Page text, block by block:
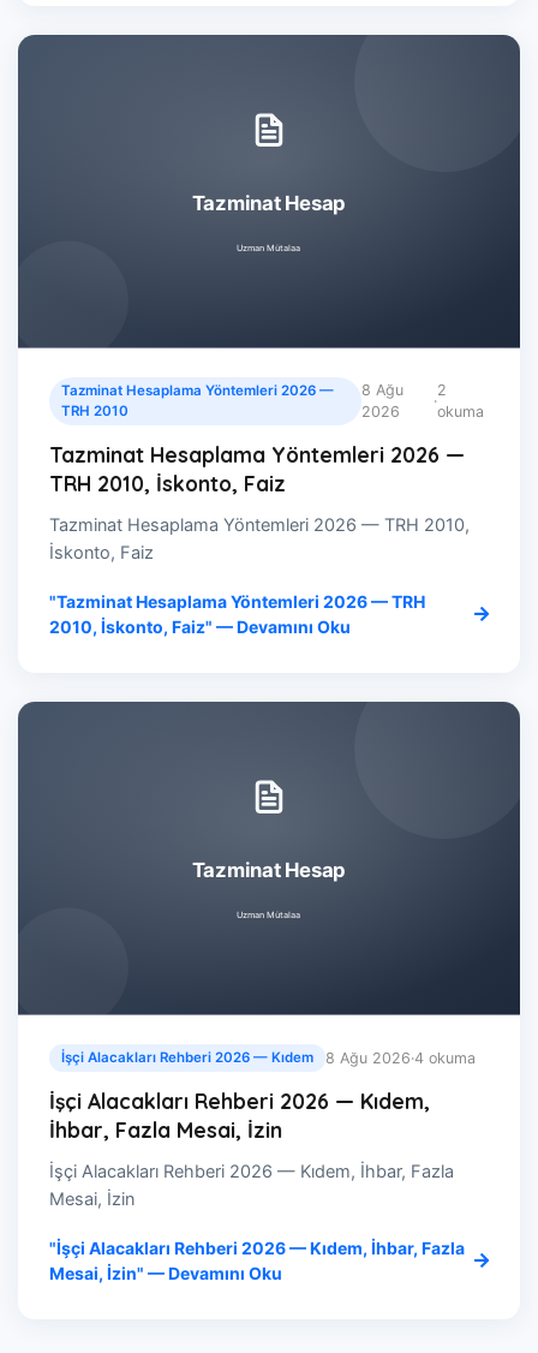
Tazminat Hesaplama Yöntemleri 2026 —
TRH 2010
8 Ağu
2026
·
2
okuma
Tazminat Hesaplama Yöntemleri 2026 —
TRH 2010, İskonto, Faiz
Tazminat Hesaplama Yöntemleri 2026 — TRH 2010,
İskonto, Faiz
"Tazminat Hesaplama Yöntemleri 2026 — TRH
2010, İskonto, Faiz" — Devamını Oku
İşçi Alacakları Rehberi 2026 — Kıdem 8 Ağu 2026·4 okuma
İşçi Alacakları Rehberi 2026 — Kıdem,
İhbar, Fazla Mesai, İzin
İşçi Alacakları Rehberi 2026 — Kıdem, İhbar, Fazla
Mesai, İzin
"İşçi Alacakları Rehberi 2026 — Kıdem, İhbar, Fazla
Mesai, İzin" — Devamını Oku